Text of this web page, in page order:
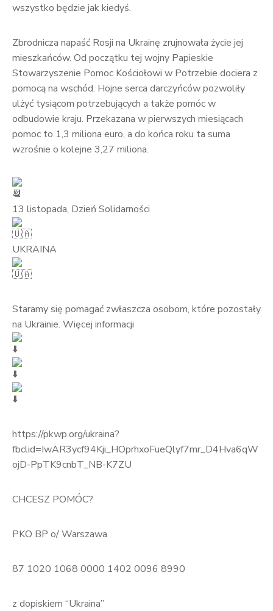
wszystko będzie jak kiedyś.
Zbrodnicza napaść Rosji na Ukrainę zrujnowała życie jej
mieszkańców. Od początku tej wojny Papieskie
Stowarzyszenie Pomoc Kościołowi w Potrzebie dociera z
pomocą na wschód. Hojne serca darczyńców pozwoliły
ulżyć tysiącom potrzebujących a także pomóc w
odbudowie kraju. Przekazana w pierwszych miesiącach
pomoc to 1,3 miliona euro, a do końca roku ta suma
wzrośnie o kolejne 3,27 miliona.
13 listopada, Dzień Solidarności
UKRAINA
Staramy się pomagać zwłaszcza osobom, które pozostały
na Ukrainie. Więcej informacji
https://pkwp.org/ukraina?
fbclid=IwAR3ycf94Kji_HOprhxoFueQlyf7mr_D4Hva6qW
ojD-PpTK9cnbT_NB-K7ZU
CHCESZ POMÓC?
PKO BP o/ Warszawa
87 1020 1068 0000 1402 0096 8990
z dopiskiem “Ukraina”